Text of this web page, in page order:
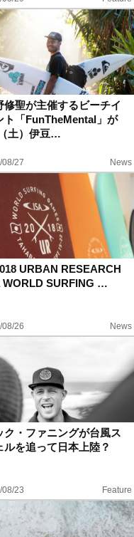
修聖が主催するビーチイ
ト「FunTheMental」が
土）伊豆…
08/27 News
URBAN RESEARCH
WORLD SURFING …
08/26 News
ク・ファニングが台風ス
ルを追って日本上陸？
08/23 Feature